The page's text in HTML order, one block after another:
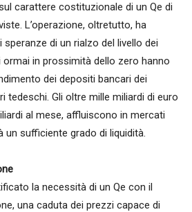
carattere costituzionale di un Qe di
L’operazione, oltretutto, ha
di un rialzo del livello dei
in prossimità dello zero hanno
dei depositi bancari dei
tedeschi. Gli oltre mille miliardi di euro
al mese, affluiscono in mercati
un sufficiente grado di liquidità.
la necessità di un Qe con il
una caduta dei prezzi capace di